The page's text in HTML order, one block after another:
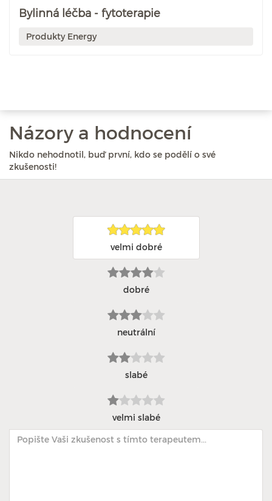
Bylinná léčba - fytoterapie
Produkty Energy
Názory a hodnocení
Nikdo nehodnotil, buď první, kdo se podělí o své
zkušenosti!
velmi dobré
dobré
neutrální
slabé
velmi slabé